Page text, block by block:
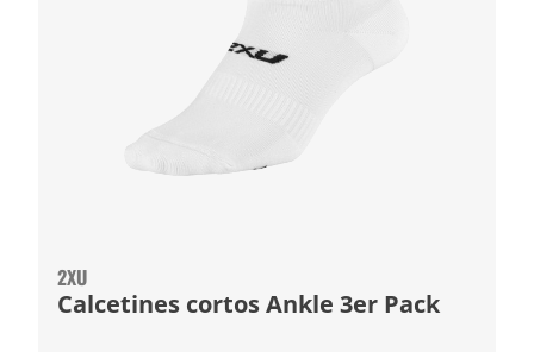
2XU
Calcetines cortos Ankle 3er Pack